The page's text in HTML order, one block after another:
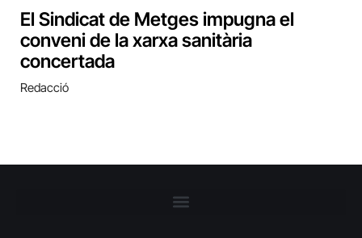
El Sindicat de Metges impugna el
conveni de la xarxa sanitària
concertada
Redacció